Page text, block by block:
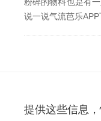
说一说气流芭乐APP
提供这些信息